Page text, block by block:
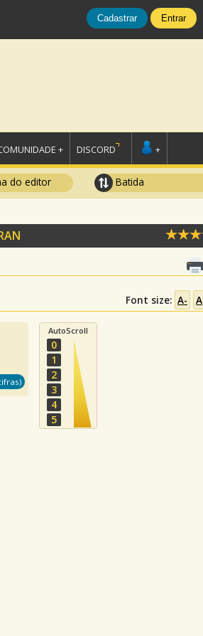
Cadastrar Entrar
+ DISCORD +
do editor Batida
Font size: A- A
AutoScroll
0
1
2
3
4
5